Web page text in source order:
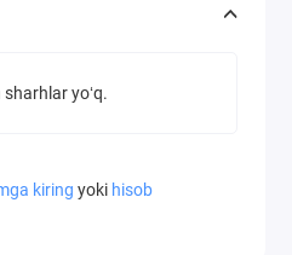
yoʻq.
kiring yoki hisob